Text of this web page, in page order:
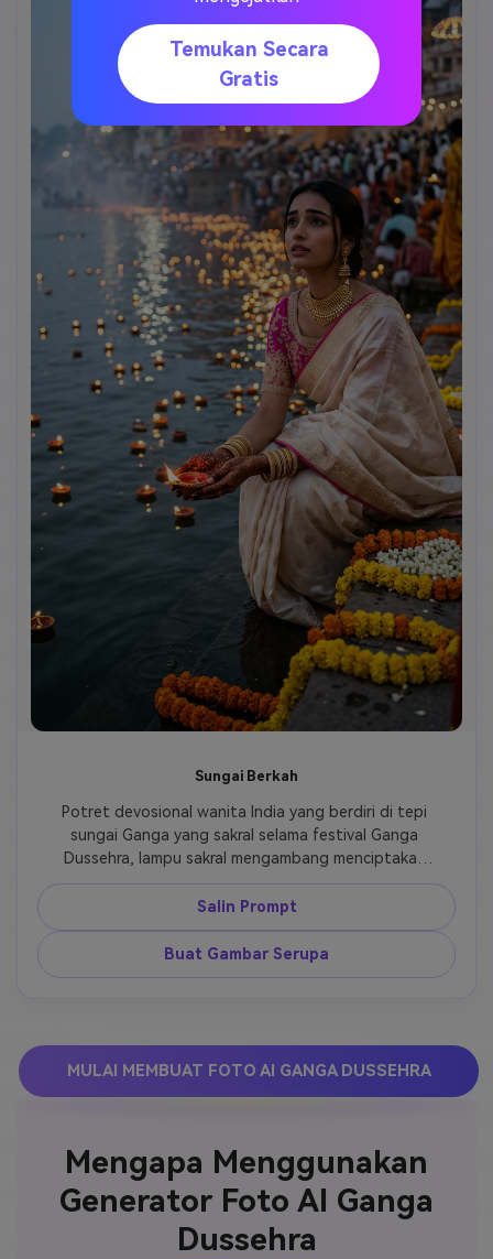
perenungan spiritual.
Sungai Berkah
Potret devosional wanita India yang berdiri di tepi
sungai Ganga yang sakral selama festival Ganga
Dussehra, lampu sakral mengambang menciptakan
pencahayaan spiritual, suasana spiritual yang
emosional menangkap pengabdian festival, gaya
fotografi DSLR yang menekankan atmosfer festival
yang autentik, pencahayaan keemasan hangat yang
menyoroti ekspresi penuh hormat, pantulan air
mempertahankan detail wajah dan emosi, energi
berkah spiritual memancar di seluruh komposisi,
Salin Prompt
Buat Gambar Serupa
MULAI MEMBUAT FOTO AI GANGA DUSSEHRA
Mengapa Menggunakan
Generator Foto AI Ganga
Dussehra
Temukan Secara
Gratis